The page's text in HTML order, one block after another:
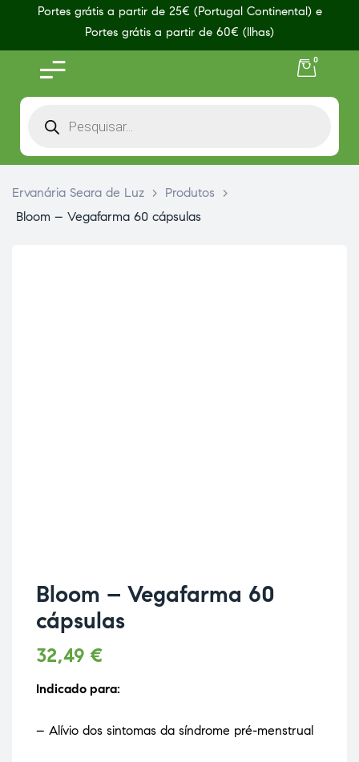
Portes grátis a partir de 25€ (Portugal Continental) e
Portes grátis a partir de 60€ (Ilhas)
0
Ervanária Seara de Luz > Produtos
>
Bloom – Vegafarma 60 cápsulas
Bloom – Vegafarma 60
cápsulas
32,49 €
Indicado para:
– Alívio dos sintomas da síndrome pré-menstrual